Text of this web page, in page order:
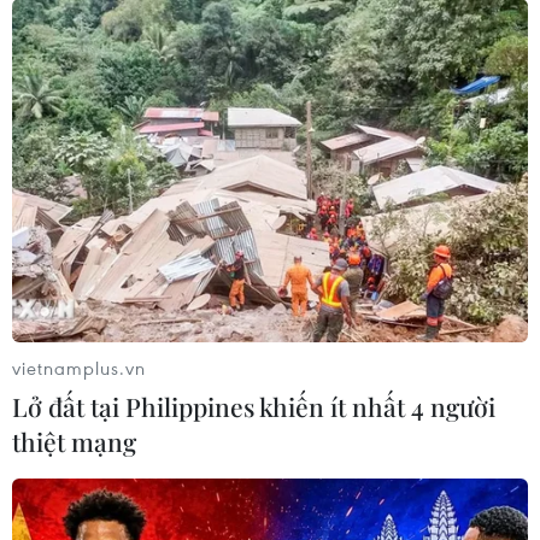
vietnamplus.vn
Lở đất tại Philippines khiến ít nhất 4 người
thiệt mạng